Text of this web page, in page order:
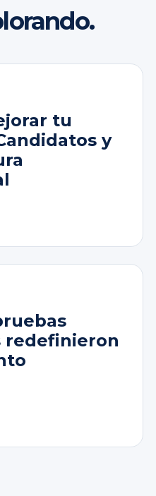
tu
y
redefinieron